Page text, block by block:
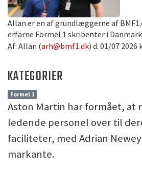
Allan er en af grundlæggerne af
erfarne Formel 1 skribenter i
Af: Allan (arh@bmf1.dk) d. 01/07 2026
KATEGORIER
Formel 1
Aston Martin har formået, at
ledende personel over til
faciliteter, med Adrian
markante.